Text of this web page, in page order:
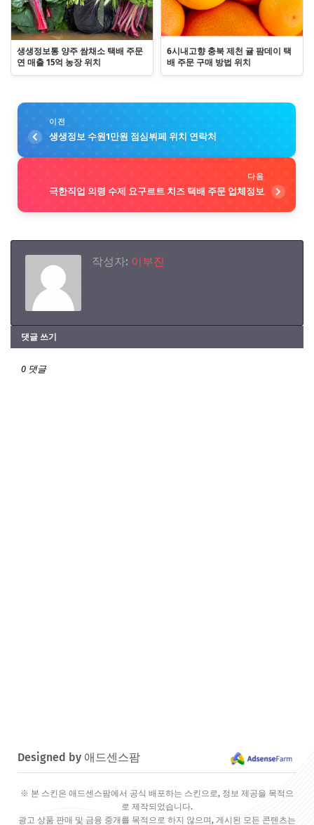
생생정보통 양주 쌈채소 택배 주문
연 매출 15억 농장 위치
6시내고향 충북 제천 귤 팜데이 택
배 주문 구매 방법 위치
이전
생생정보 수원1만원 점심뷔페 위치 연락처
다음
극한직업 의령 수제 요구르트 치즈 택배 주문 업체정보
작성자: 이부진
댓글 쓰기
0 댓글
Designed by 애드센스팜
※ 본 스킨은 애드센스팜에서 공식 배포하는 스킨으로, 정보 제공을 목적으
로 제작되었습니다.
광고 상품 판매 및 금융 중개를 목적으로 하지 않으며, 게시된 모든 콘텐츠는